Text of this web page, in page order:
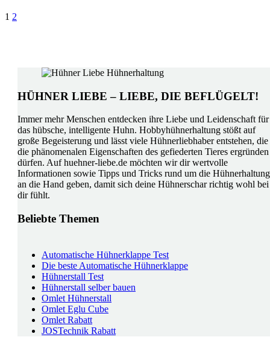
Hühnerklappe
schließen?
1 2
HÜHNER LIEBE – LIEBE, DIE BEFLÜGELT!
Immer mehr Menschen entdecken ihre Liebe und Leidenschaft für
das hübsche, intelligente Huhn. Hobbyhühnerhaltung stößt auf
große Begeisterung und lässt viele Hühnerliebhaber entstehen, die
die phänomenalen Eigenschaften des gefiederten Tieres ergründen
dürfen. Auf huehner-liebe.de möchten wir dir wertvolle
Informationen sowie Tipps und Tricks rund um die Hühnerhaltung
an die Hand geben, damit sich deine Hühnerschar richtig wohl bei
dir fühlt.
Beliebte Themen
Automatische Hühnerklappe Test
Die beste Automatische Hühnerklappe
Hühnerstall Test
Hühnerstall selber bauen
Omlet Hühnerstall
Omlet Eglu Cube
Omlet Rabatt
JOSTechnik Rabatt